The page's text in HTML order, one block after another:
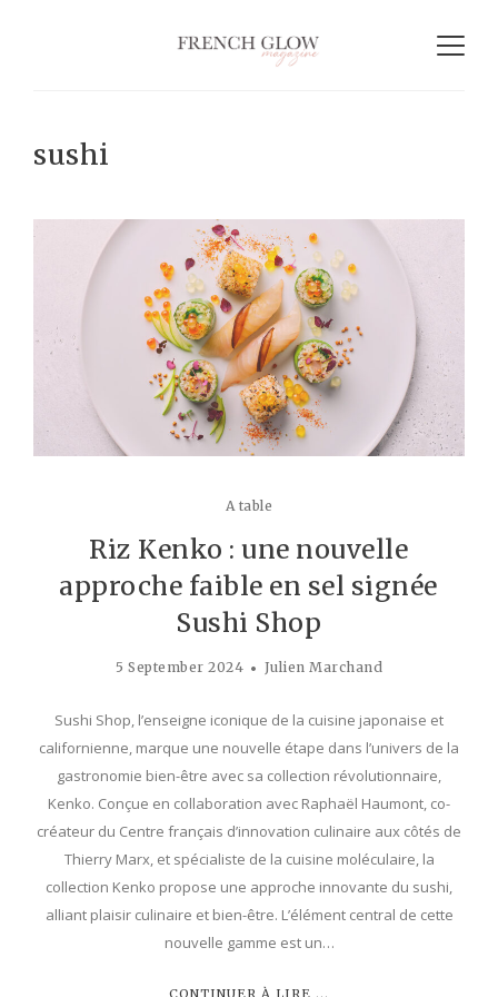
sushi
A table
Riz Kenko : une nouvelle
approche faible en sel signée
Sushi Shop
5 September 2024 Julien Marchand
Sushi Shop, l’enseigne iconique de la cuisine japonaise et
californienne, marque une nouvelle étape dans l’univers de la
gastronomie bien-être avec sa collection révolutionnaire,
Kenko. Conçue en collaboration avec Raphaël Haumont, co-
créateur du Centre français d’innovation culinaire aux côtés de
Thierry Marx, et spé­cialiste de la cuisine moléculaire, la
collection Kenko propose une approche innovante du sushi,
alliant plaisir culinaire et bien-être. L’élément central de cette
nouvelle gamme est un…
CONTINUER À LIRE ...